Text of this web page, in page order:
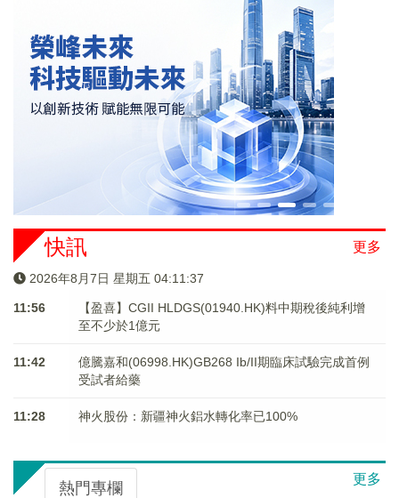
更多
快訊
2026年8月7日 星期五 04:11:37
11:56
【盈喜】CGII HLDGS(01940.HK)料中期稅後純利增
至不少於1億元
11:42
億騰嘉和(06998.HK)GB268 Ib/II期臨床試驗完成首例
受試者給藥
11:28 神火股份：新疆神火鋁水轉化率已100%
更多
熱門專欄